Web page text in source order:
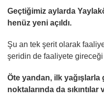
Geçtiğimiz aylarda
henüz yeni açıldı.
Şu an tek şerit olarak
şeridin de faaliyete
Öte yandan, ilk
noktalarında da sıkıntılar